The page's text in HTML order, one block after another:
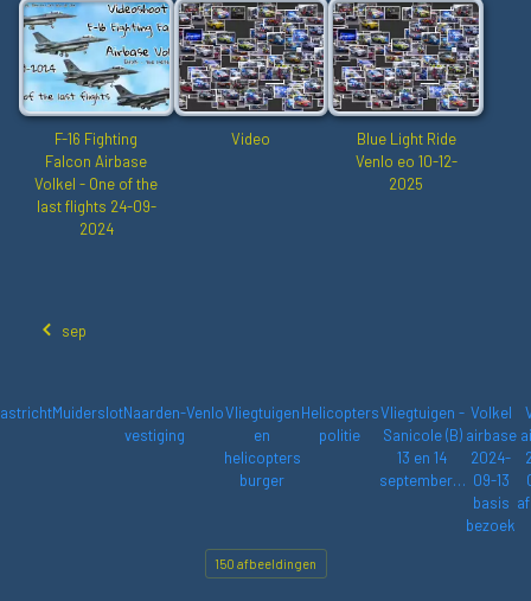
F-16 Fighting
Falcon Airbase
Volkel - One of the
last flights 24-09-
2024
Video
Blue Light Ride
Venlo eo 10-12-
2025
sep
MuiderslotNaarden-
vestiging
VenloVliegtuigen
en
helicopters
burger
Helicopters
politie
Vliegtuigen -
Sanicole (B)
13 en 14
september…
Volkel
airbase
2024-
09-13
basis
bezoek
150 afbeeldingen